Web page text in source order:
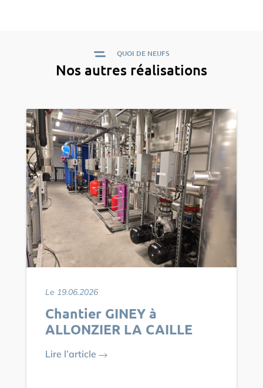
QUOI DE NEUFS
Nos autres réalisations
Le 19.06.2026
Chantier GINEY à
ALLONZIER LA CAILLE
Lire l’article